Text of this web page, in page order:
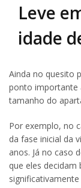
Leve
idade
Ainda no quesito
ponto importante
tamanho do
Por exemplo, no
da fase inicial da
anos. Já no caso
que eles decidam